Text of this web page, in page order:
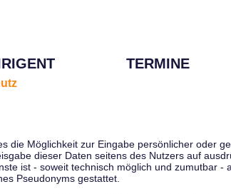
TERMINE
die Möglichkeit zur Eingabe persönlicher oder
dieser Daten seitens des Nutzers auf
ist - soweit technisch möglich und zumutbar -
Pseudonyms gestattet.